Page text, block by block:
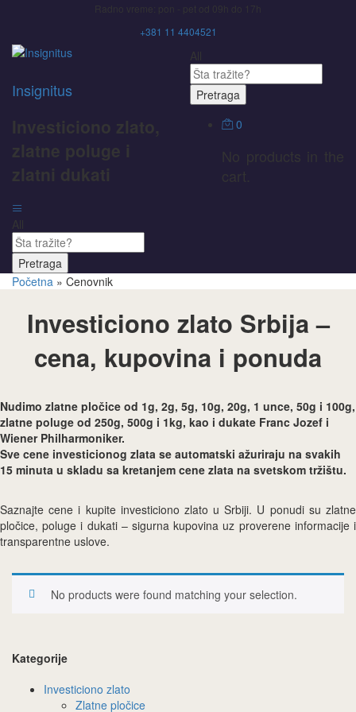
Radno vreme: pon - pet od 09h do 17h
+381 11 4404521
Insignitus
Investiciono zlato,
zlatne poluge i
zlatni dukati
All
Pretraga
0
No products in the
cart.
All
Pretraga
Početna » Cenovnik
Investiciono zlato Srbija –
cena, kupovina i ponuda
Nudimo zlatne pločice od 1g, 2g, 5g, 10g, 20g, 1 unce, 50g i 100g,
zlatne poluge od 250g, 500g i 1kg, kao i dukate Franc Jozef i
Wiener Philharmoniker.
Sve cene investicionog zlata se automatski ažuriraju na svakih
15 minuta u skladu sa kretanjem cene zlata na svetskom tržištu.
Saznajte cene i kupite investiciono zlato u Srbiji. U ponudi su zlatne
pločice, poluge i dukati – sigurna kupovina uz proverene informacije i
transparentne uslove.
No products were found matching your selection.
Kategorije
Investiciono zlato
Zlatne pločice